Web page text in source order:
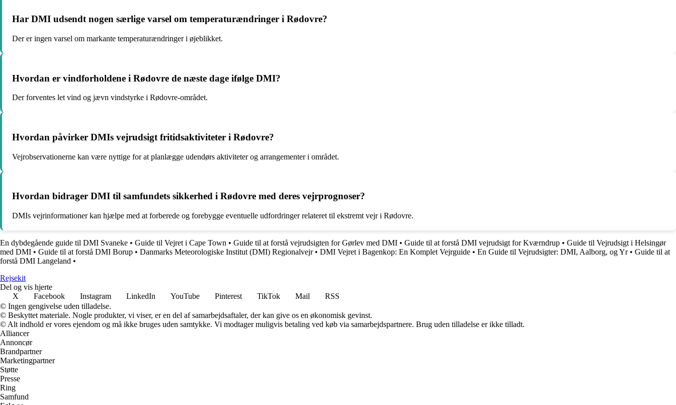
Har DMI udsendt nogen særlige varsel om temperaturændringer i Rødovre?
Der er ingen varsel om markante temperaturændringer i øjeblikket.
Hvordan er vindforholdene i Rødovre de næste dage ifølge DMI?
Der forventes let vind og jævn vindstyrke i Rødovre-området.
Hvordan påvirker DMIs vejrudsigt fritidsaktiviteter i Rødovre?
Vejrobservationerne kan være nyttige for at planlægge udendørs aktiviteter og arrangementer i området.
Hvordan bidrager DMI til samfundets sikkerhed i Rødovre med deres vejrprognoser?
DMIs vejrinformationer kan hjælpe med at forberede og forebygge eventuelle udfordringer relateret til ekstremt vejr i Rødovre.
En dybdegående guide til DMI Svaneke • Guide til Vejret i Cape Town • Guide til at forstå vejrudsigten for Gørlev med DMI • Guide til at forstå DMI vejrudsigt for Kværndrup • Guide til Vejrudsigt i Helsingør
med DMI • Guide til at forstå DMI Borup • Danmarks Meteorologiske Institut (DMI) Regionalvejr• DMI Vejret i Bagenkop: En Komplet Vejrguide • En Guide til Vejrudsigter: DMI, Aalborg, og Yr• Guide til at
forstå DMI Langeland •
Rejsekit
Del og vis hjerte
X
Facebook Instagram LinkedIn YouTube Pinterest TikTok Mail
RSS
© Ingen gengivelse uden tilladelse.
© Beskyttet materiale. Nogle produkter, vi viser, er en del af samarbejdsaftaler, der kan give os en økonomisk gevinst.
© Alt indhold er vores ejendom og må ikke bruges uden samtykke. Vi modtager muligvis betaling ved køb via samarbejdspartnere. Brug uden tilladelse er ikke tilladt.
Alliancer
Annoncør
Brandpartner
Marketingpartner
Støtte
Presse
Ring
Samfund